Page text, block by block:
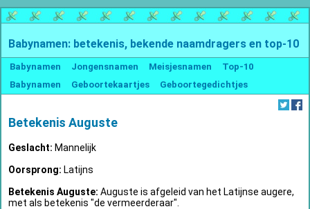
Babynamen: betekenis, bekende naamdragers en top-10
Babynamen Jongensnamen Meisjesnamen
Top-10
Babynamen
Geboortekaartjes Geboortegedichtjes
Betekenis Auguste
Geslacht: Mannelijk
Oorsprong: Latijns
Betekenis Auguste: Auguste is afgeleid van het Latijnse augere,
met als betekenis "de vermeerderaar".